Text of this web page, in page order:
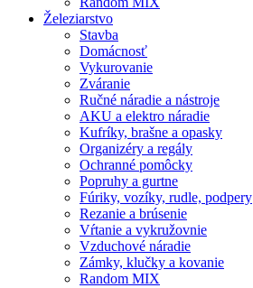
Železiarstvo
Stavba
Domácnosť
Vykurovanie
Zváranie
Ručné náradie a nástroje
AKU a elektro náradie
Kufríky, brašne a opasky
Organizéry a regály
Ochranné pomôcky
Popruhy a gurtne
Fúriky, vozíky, rudle, podpery
Rezanie a brúsenie
Vŕtanie a vykružovnie
Vzduchové náradie
Zámky, klučky a kovanie
Random MIX